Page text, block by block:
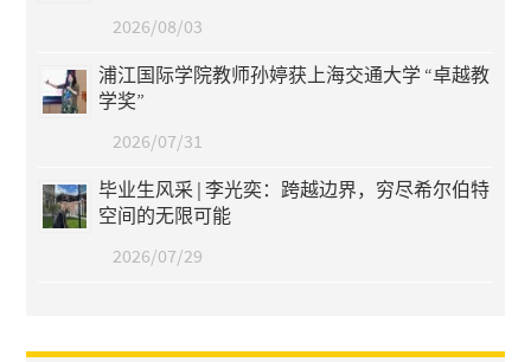
2026/08/03
浦江国际学院教师孙婷获上海交通大学 “卓越教
学奖”
2026/07/31
毕业生风采 | 李光奕：跨越边界，穷尽希尔伯特
空间的无限可能
2026/07/29